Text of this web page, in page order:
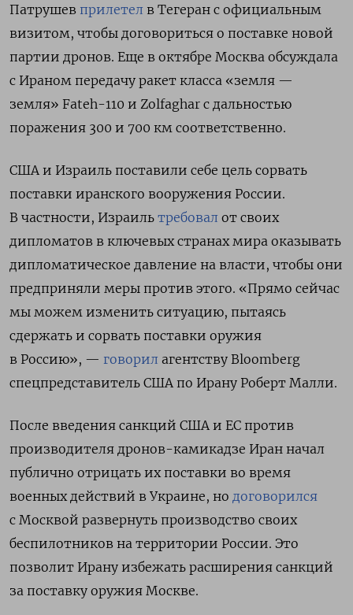
Патрушев прилетел в Тегеран с официальным
визитом, чтобы договориться о поставке новой
партии дронов. Еще в октябре Москва обсуждала
с Ираном передачу ракет класса «земля —
земля» Fateh-110 и Zolfaghar с дальностью
поражения 300 и 700 км соответственно.
США и Израиль поставили себе цель сорвать
поставки иранского вооружения России.
В частности, Израиль требовал от своих
дипломатов в ключевых странах мира оказывать
дипломатическое давление на власти, чтобы они
предприняли меры против этого. «Прямо сейчас
мы можем изменить ситуацию, пытаясь
сдержать и сорвать поставки оружия
в Россию», — говорил агентству Bloomberg
спецпредставитель США по Ирану Роберт Малли.
После введения санкций США и ЕС против
производителя дронов-камикадзе Иран начал
публично отрицать их поставки во время
военных действий в Украине, но договорился
с Москвой развернуть производство своих
беспилотников на территории России. Это
позволит Ирану избежать расширения санкций
за поставку оружия Москве.